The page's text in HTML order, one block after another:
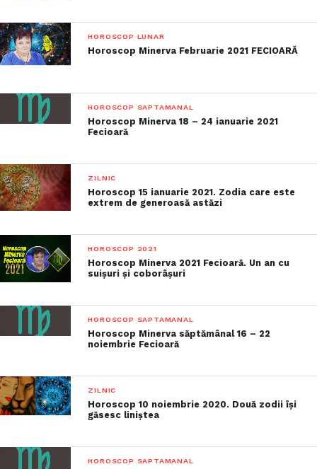
HOROSCOP LUNAR
Horoscop Minerva Februarie 2021 FECIOARĂ
HOROSCOP SAPTAMANAL
Horoscop Minerva 18 – 24 ianuarie 2021
Fecioară
ZILNIC
Horoscop 15 ianuarie 2021. Zodia care este
extrem de generoasă astăzi
HOROSCOP 2021
Horoscop Minerva 2021 Fecioară. Un an cu
suișuri și coborâșuri
HOROSCOP SAPTAMANAL
Horoscop Minerva săptămânal 16 – 22
noiembrie Fecioară
ZILNIC
Horoscop 10 noiembrie 2020. Două zodii își
găsesc liniștea
HOROSCOP SAPTAMANAL